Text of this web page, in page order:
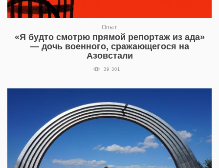
Опыт
«Я будто смотрю прямой репортаж из ада»
— дочь военного, сражающегося на
Азовстали
39 301